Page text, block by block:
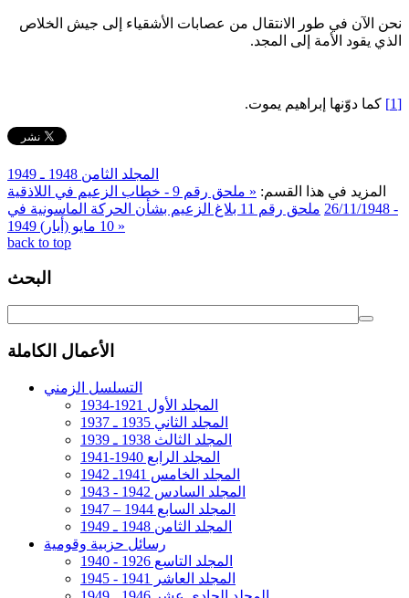
نحن الآن في طور الانتقال من عصابات الأشقياء إلى جيش الخلاص
الذي يقود الأمة إلى المجد.
[1] كما دوّنها إبراهيم يموت.
المجلد الثامن 1948 ـ 1949
المزيد في هذا القسم:
« ملحق رقم 9 - خطاب الزعيم في اللاذقية
- 26/11/1948
ملحق رقم 11 بلاغ الزعيم بشأن الحركة الماسونية في
10 مايو (أيار) 1949 »
back to top
البحث
الأعمال الكاملة
التسلسل الزمني
المجلد الأول 1921-1934
المجلد الثاني 1935 ـ 1937
المجلد الثالث 1938 ـ 1939
المجلد الرابع 1940-1941
المجلد الخامس 1941ـ 1942
المجلد السادس 1942 - 1943
المجلد السابع 1944 – 1947
المجلد الثامن 1948 ـ 1949
رسائل حزبية وقومية
المجلد التاسع 1926 - 1940
المجلد العاشر 1941 - 1945